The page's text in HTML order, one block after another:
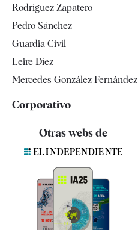
Televisión
Rodríguez Zapatero
Pedro Sánchez
Guardia Civil
Leire Díez
Mercedes González Fernández
Corporativo
Contacto
Quiénes somos
Especificaciones
Otras webs de